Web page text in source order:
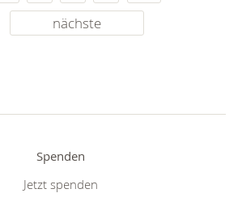
nächste
Spenden
Jetzt spenden